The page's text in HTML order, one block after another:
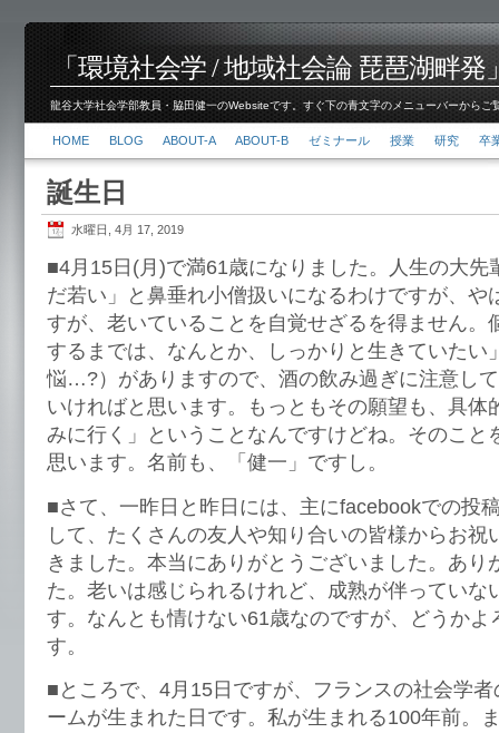
「環境社会学 / 地域社会論 琵琶湖畔発
龍谷大学社会学部教員・脇田健一のWebsiteです。すぐ下の青文字のメニューバーから
HOME BLOG ABOUT-A ABOUT-B ゼミナール 授業 研究 卒
誕生日
水曜日, 4月 17, 2019
■4月15日(月)で満61歳になりました。人生の大先
だ若い」と鼻垂れ小僧扱いになるわけですが、や
すが、老いていることを自覚せざるを得ません。
するまでは、なんとか、しっかりと生きていたい
悩…?）がありますので、酒の飲み過ぎに注意し
いければと思います。もっともその願望も、具体
みに行く」ということなんですけどね。そのこと
思います。名前も、「健一」ですし。
■さて、一昨日と昨日には、主にfacebookでの投
して、たくさんの友人や知り合いの皆様からお祝
きました。本当にありがとうございました。あり
た。老いは感じられるけれど、成熟が伴っていな
す。なんとも情けない61歳なのですが、どうかよ
す。
■ところで、4月15日ですが、フランスの社会学
ームが生まれた日です。私が生まれる100年前。